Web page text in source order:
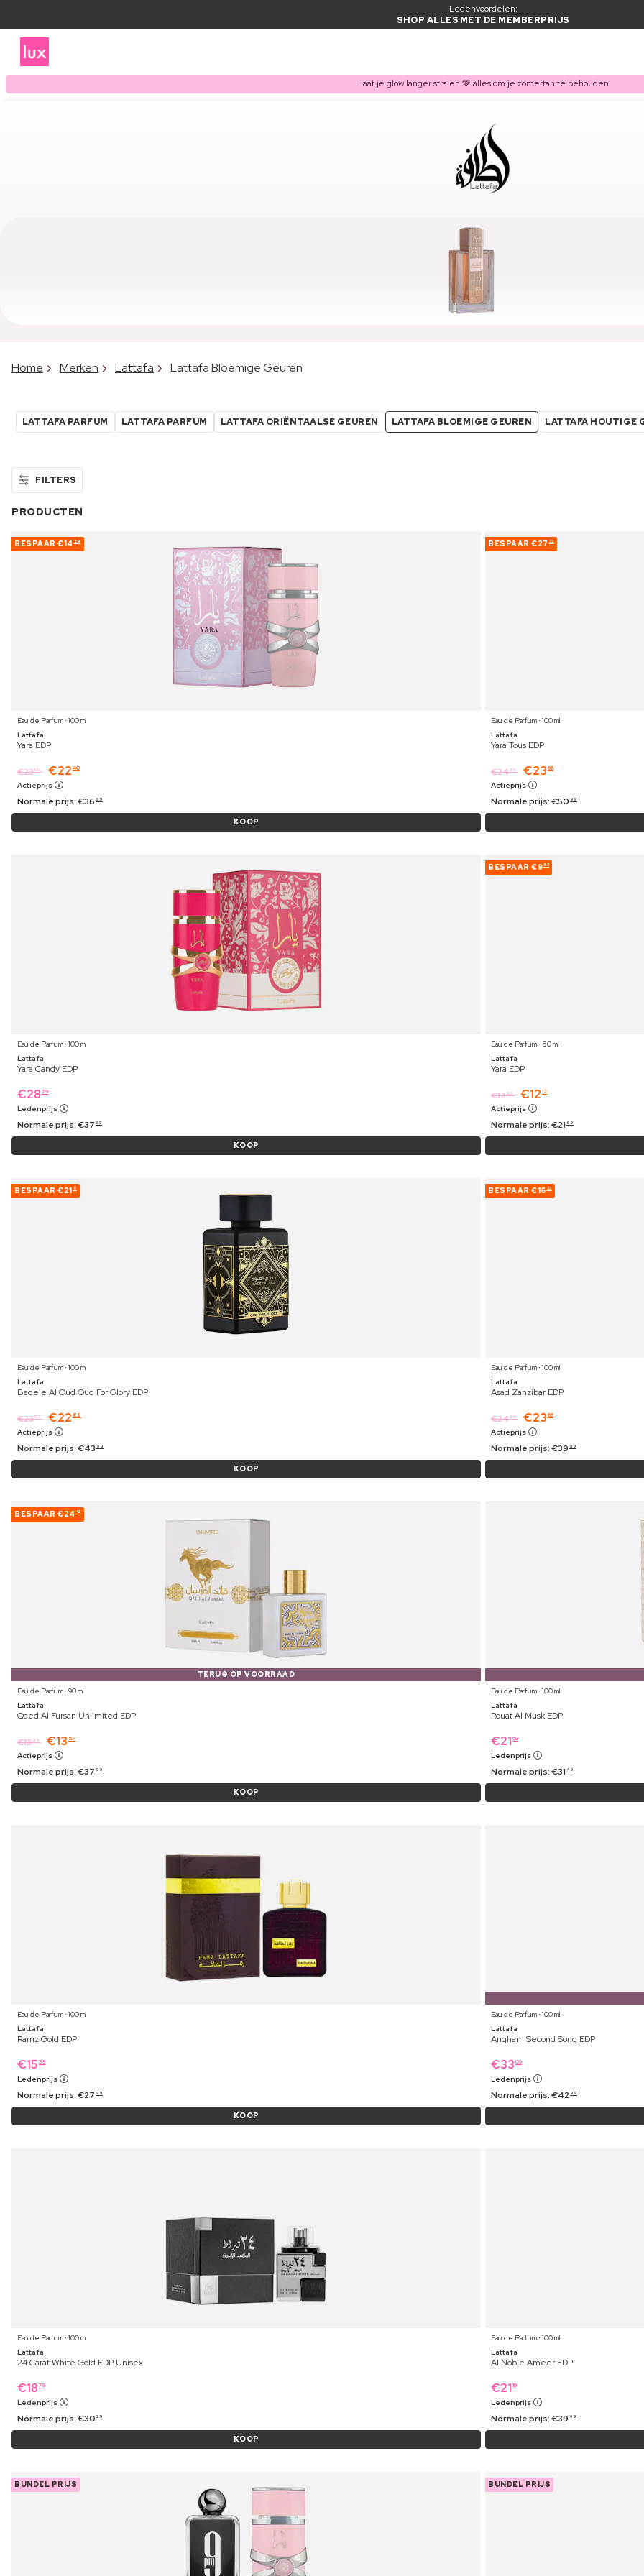
Ledenvoordelen:
SHOP ALLES MET DE MEMBERPRIJS
Laat je glow langer stralen 🤎 alles om je zomertan te behouden
Home Merken Lattafa Lattafa Bloemige Geuren
LATTAFA PARFUM LATTAFA PARFUM LATTAFA ORIËNTAALSE GEUREN LATTAFA BLOEMIGE GEUREN LATTAFA HOUTIGE
FILTERS
PRODUCTEN
BESPAAR €14 59
Eau de Parfum ⋅ 100 ml
Lattafa
Yara EDP
€2309 €22 40
Actieprijs
Normale prijs:€36 99
KOOP
BESPAAR €27 33
Eau de Parfum ⋅ 100 ml
Lattafa
Yara Tous EDP
€2439 €23 66
Actieprijs
Normale prijs:€50 99
Eau de Parfum ⋅ 100 ml
Lattafa
Yara Candy EDP
€28 79
Ledenprijs
Normale prijs:€37 29
KOOP
BESPAAR €9 57
Eau de Parfum ⋅ 50 ml
Lattafa
Yara EDP
€12 49 €12 12
Actieprijs
Normale prijs:€21 69
BESPAAR €21 11
Eau de Parfum ⋅ 100 ml
Lattafa
Bade'e Al Oud Oud For Glory EDP
€2359 €22 88
Actieprijs
Normale prijs:€43 99
KOOP
BESPAAR €16 33
Eau de Parfum ⋅ 100 ml
Lattafa
Asad Zanzibar EDP
€2439 €23 66
Actieprijs
Normale prijs:€39 99
BESPAAR €24 42
TERUG OP VOORRAAD
Eau de Parfum ⋅ 90 ml
Lattafa
Qaed Al Fursan Unlimited EDP
€13 99 €13 57
Actieprijs
Normale prijs:€37 99
KOOP
Eau de Parfum ⋅ 100 ml
Lattafa
Rouat Al Musk EDP
€21 69
Ledenprijs
Normale prijs:€31 49
Eau de Parfum ⋅ 100 ml
Lattafa
Ramz Gold EDP
€15 39
Ledenprijs
Normale prijs:€27 99
KOOP
Eau de Parfum ⋅ 100 ml
Lattafa
Angham Second Song EDP
€33 09
Ledenprijs
Normale prijs:€42 99
Eau de Parfum ⋅ 100 ml
Lattafa
24 Carat White Gold EDP Unisex
€18 79
Ledenprijs
Normale prijs:€30 29
KOOP
Eau de Parfum ⋅ 100 ml
Lattafa
Al Noble Ameer EDP
€21 19
Ledenprijs
Normale prijs:€39 99
BUNDEL PRIJS BUNDEL PRIJS